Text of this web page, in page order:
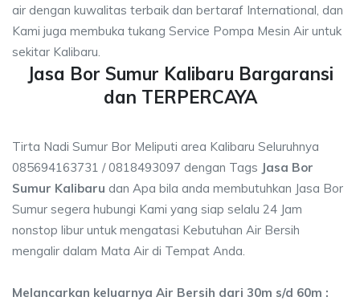
air dengan kuwalitas terbaik dan bertaraf International, dan
Kami juga membuka tukang Service Pompa Mesin Air untuk
sekitar Kalibaru.
Jasa Bor Sumur Kalibaru Bargaransi
dan TERPERCAYA
Tirta Nadi Sumur Bor Meliputi area Kalibaru Seluruhnya
085694163731 / 0818493097 dengan Tags Jasa Bor
Sumur Kalibaru dan Apa bila anda membutuhkan Jasa Bor
Sumur segera hubungi Kami yang siap selalu 24 Jam
nonstop libur untuk mengatasi Kebutuhan Air Bersih
mengalir dalam Mata Air di Tempat Anda.
Melancarkan keluarnya Air Bersih dari 30m s/d 60m :